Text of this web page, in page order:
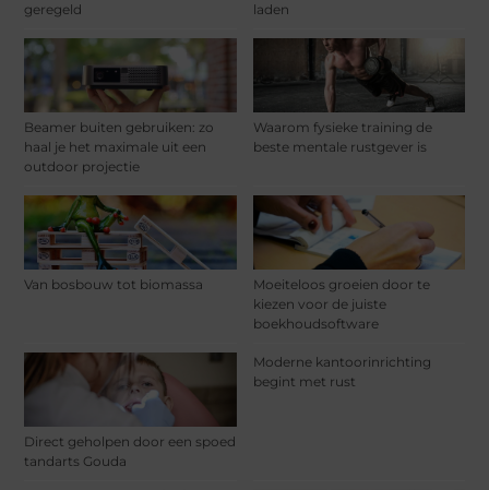
geregeld
laden
Beamer buiten gebruiken: zo
haal je het maximale uit een
outdoor projectie
Waarom fysieke training de
beste mentale rustgever is
Van bosbouw tot biomassa
Moeiteloos groeien door te
kiezen voor de juiste
boekhoudsoftware
Direct geholpen door een spoed
tandarts Gouda
Moderne kantoorinrichting
begint met rust